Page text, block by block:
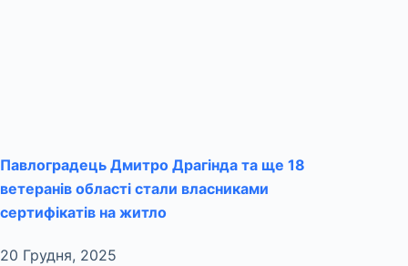
Павлоградець Дмитро Драгінда та ще 18
ветеранів області стали власниками
сертифікатів на житло
20 Грудня, 2025